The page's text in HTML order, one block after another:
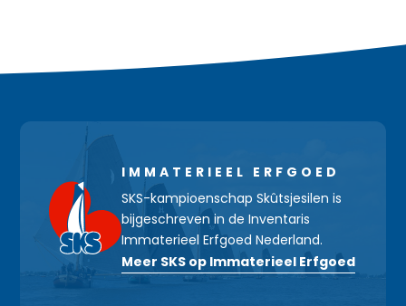
IMMATERIEEL ERFGOED
SKS-kampioenschap Skûtsjesilen is
bijgeschreven in de Inventaris
Immaterieel Erfgoed Nederland.
Meer SKS op Immaterieel Erfgoed